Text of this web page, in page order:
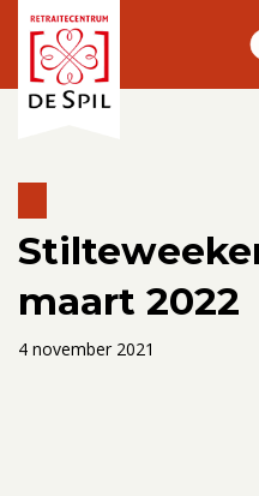
maart 2022
4 november 2021